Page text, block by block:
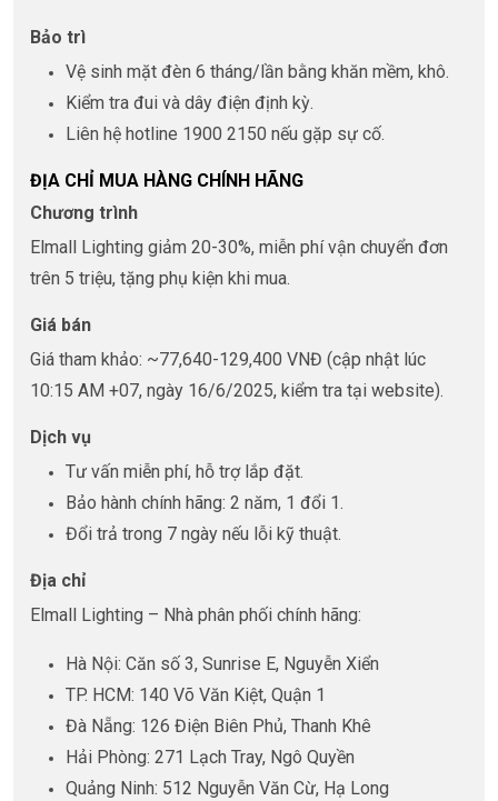
Bảo trì
Vệ sinh mặt đèn 6 tháng/lần bằng khăn mềm, khô.
Kiểm tra đui và dây điện định kỳ.
Liên hệ hotline 1900 2150 nếu gặp sự cố.
ĐỊA CHỈ MUA HÀNG CHÍNH HÃNG
Chương trình
Elmall Lighting giảm 20-30%, miễn phí vận chuyển đơn
trên 5 triệu, tặng phụ kiện khi mua.
Giá bán
Giá tham khảo: ~77,640-129,400 VNĐ (cập nhật lúc
10:15 AM +07, ngày 16/6/2025, kiểm tra tại website).
Dịch vụ
Tư vấn miễn phí, hỗ trợ lắp đặt.
Bảo hành chính hãng: 2 năm, 1 đổi 1.
Đổi trả trong 7 ngày nếu lỗi kỹ thuật.
Địa chỉ
Elmall Lighting – Nhà phân phối chính hãng:
Hà Nội: Căn số 3, Sunrise E, Nguyễn Xiển
TP. HCM: 140 Võ Văn Kiệt, Quận 1
Đà Nẵng: 126 Điện Biên Phủ, Thanh Khê
Hải Phòng: 271 Lạch Tray, Ngô Quyền
Quảng Ninh: 512 Nguyễn Văn Cừ, Hạ Long